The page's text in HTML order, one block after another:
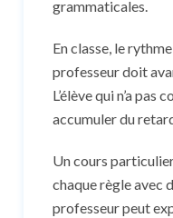
grammaticales.
En classe, le
professeur doit
L’élève qui n’a
accumuler du
Un cours
chaque règle avec
professeur peut